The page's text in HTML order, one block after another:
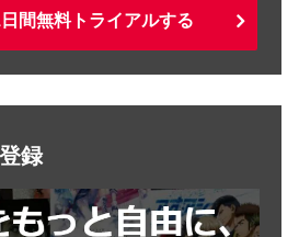
間無料トライアルする
録